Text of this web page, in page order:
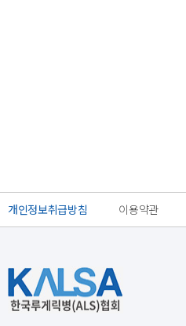
개인정보취급방침 이용약관